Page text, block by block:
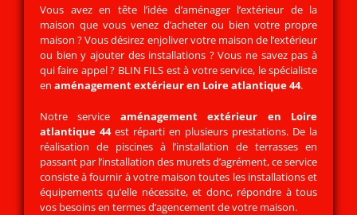
Vous avez en tête l’idée d’aménager l’extérieur de la
maison que vous venez d’acheter ou bien votre propre
maison ? Vous désirez enjoliver votre maison de l’extérieur
ou bien y ajouter des installations ? Vous ne savez pas à
qui faire appel ? BLIN FILS est à votre service, le spécialiste
en aménagement extérieur en Loire atlantique 44.
Notre service aménagement extérieur en Loire
atlantique 44est réparti en plusieurs prestations. De la
réalisation de piscines à l’installation de terrasses en
passant par l’installation des murets d’agrément, ce service
consiste à fournir à votre maison toutes les installations et
équipements qu’elle nécessite, et donc, répondre à tous
vos besoins en termes d’agencement de votre maison.